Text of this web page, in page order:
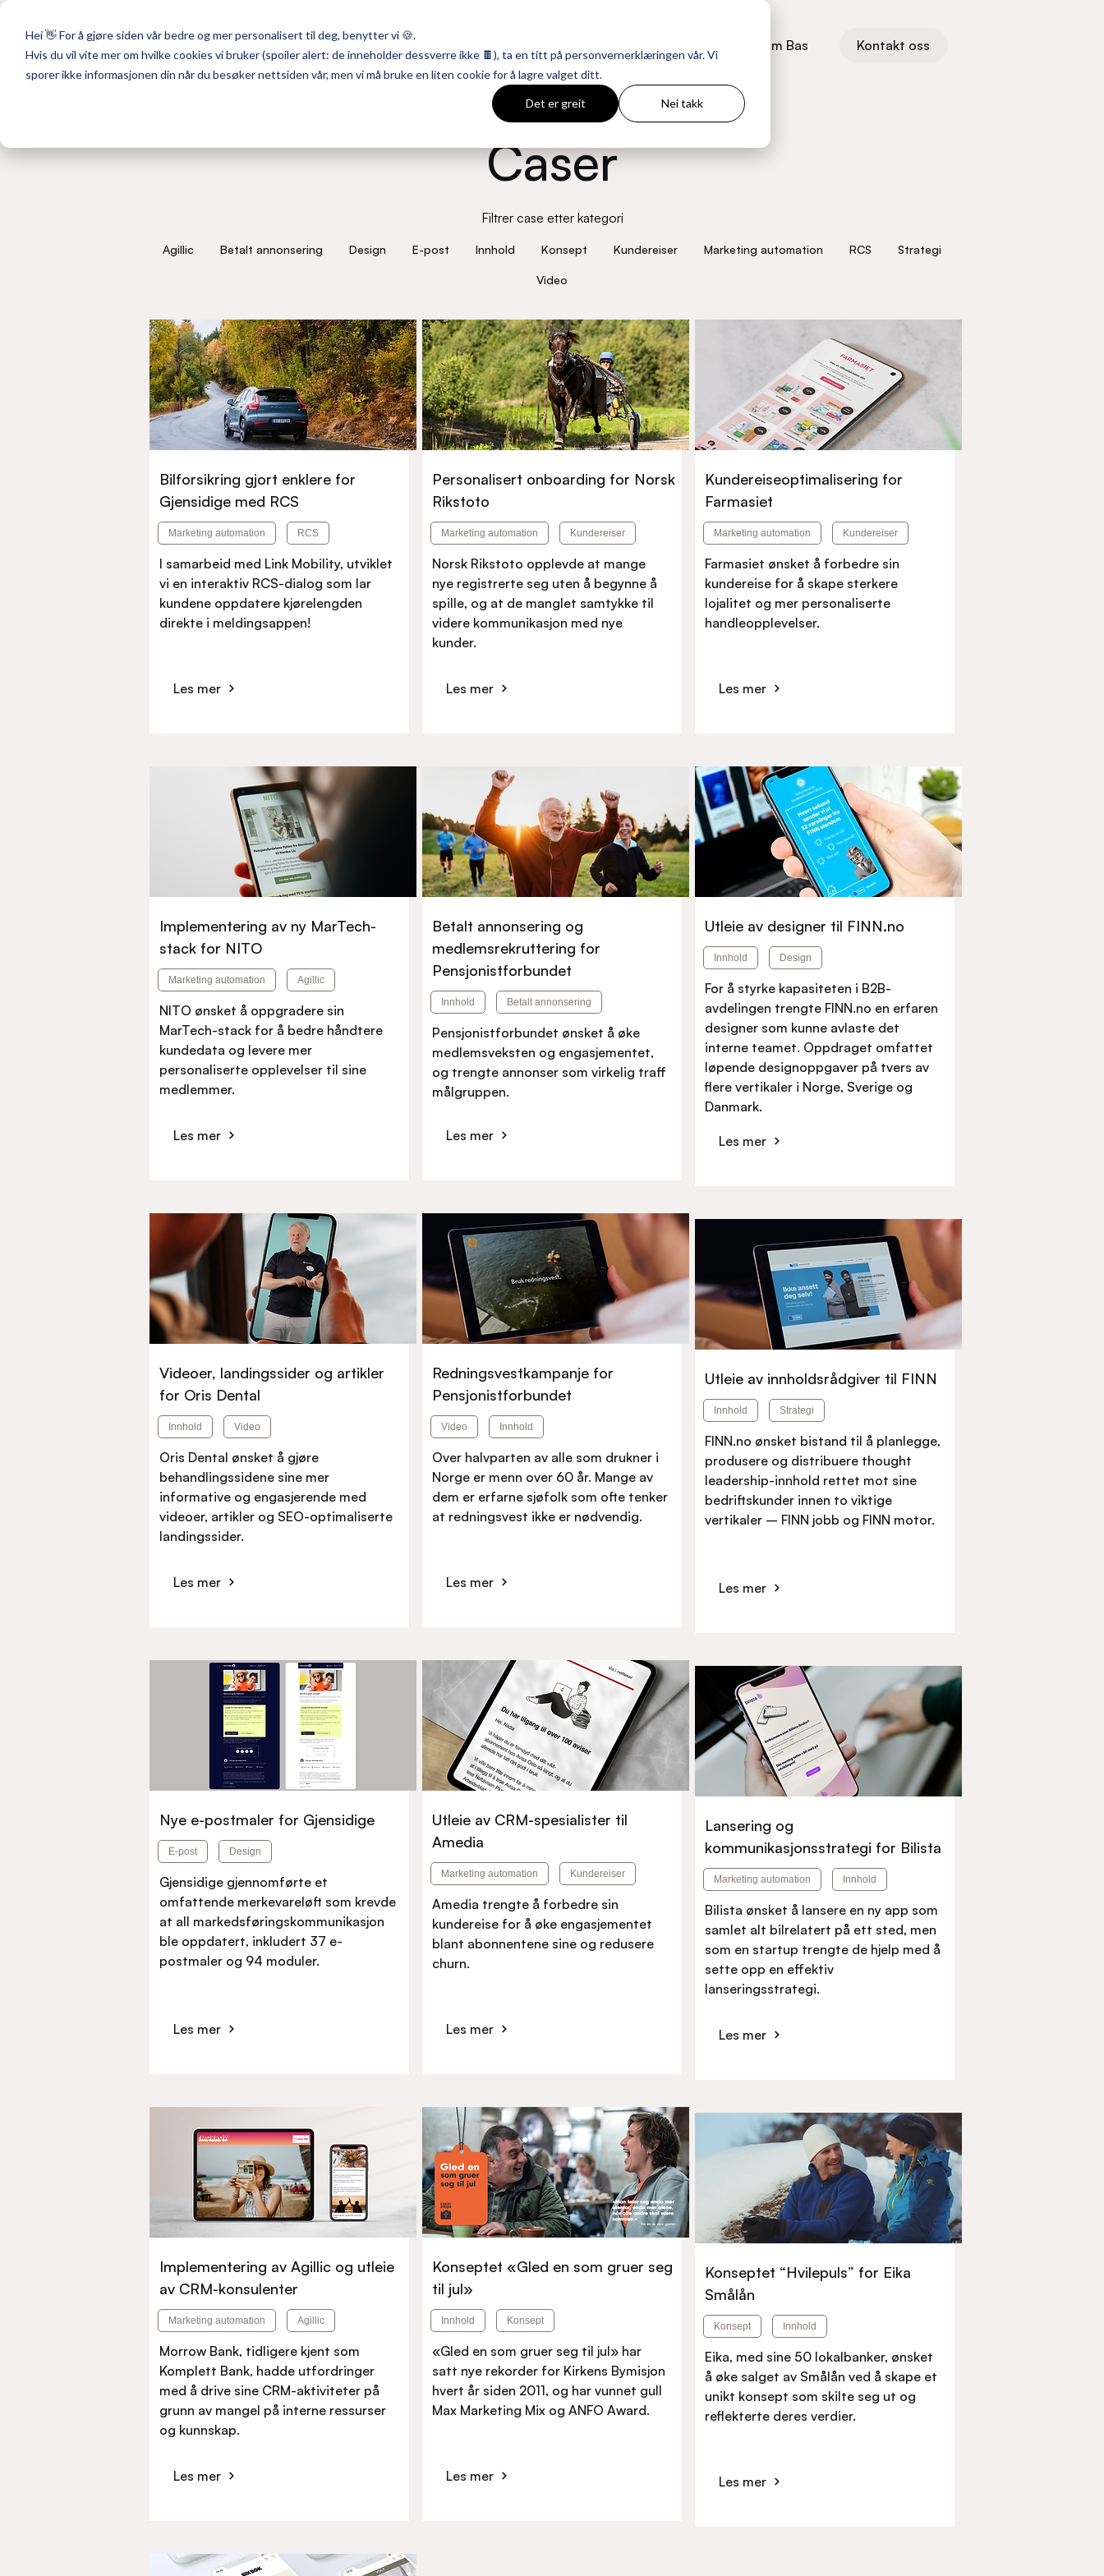
Hei 👋 For å gjøre siden vår bedre og mer personalisert til deg, benytter vi 🍪.
Hvis du vil vite mer om hvilke cookies vi bruker (spoiler alert: de inneholder dessverre ikke 🍫), ta en titt på personvernerklæringen vår. Vi
sporer ikke informasjonen din når du besøker nettsiden vår, men vi må bruke en liten cookie for å lagre valget ditt.
Det er greit Nei takk
Om Bas Kontakt oss
Caser
Filtrer case etter kategori
Agillic Betalt annonsering Design E-post Innhold Konsept Kundereiser Marketing automation RCS Strategi
Video
Bilforsikring gjort enklere for
Gjensidige med RCS
Marketing automation RCS
I samarbeid med Link Mobility, utviklet
vi en interaktiv RCS-dialog som lar
kundene oppdatere kjørelengden
direkte i meldingsappen!
Les mer
Implementering av ny MarTech-
stack for NITO
Marketing automation Agillic
NITO ønsket å oppgradere sin
MarTech-stack for å bedre håndtere
kundedata og levere mer
personaliserte opplevelser til sine
medlemmer.
Les mer
Videoer, landingssider og artikler
for Oris Dental
Innhold Video
Oris Dental ønsket å gjøre
behandlingssidene sine mer
informative og engasjerende med
videoer, artikler og SEO-optimaliserte
landingssider.
Les mer
Nye e-postmaler for Gjensidige
E-post Design
Gjensidige gjennomførte et
omfattende merkevareløft som krevde
at all markedsføringskommunikasjon
ble oppdatert, inkludert 37 e-
postmaler og 94 moduler.
Les mer
Implementering av Agillic og utleie
av CRM-konsulenter
Marketing automation Agillic
Morrow Bank, tidligere kjent som
Komplett Bank, hadde utfordringer
med å drive sine CRM-aktiviteter på
grunn av mangel på interne ressurser
og kunnskap.
Les mer
Personalisert onboarding for Norsk
Rikstoto
Marketing automation Kundereiser
Norsk Rikstoto opplevde at mange
nye registrerte seg uten å begynne å
spille, og at de manglet samtykke til
videre kommunikasjon med nye
kunder.
Les mer
Betalt annonsering og
medlemsrekruttering for
Pensjonistforbundet
Innhold Betalt annonsering
Pensjonistforbundet ønsket å øke
medlemsveksten og engasjementet,
og trengte annonser som virkelig traff
målgruppen.
Les mer
Redningsvestkampanje for
Pensjonistforbundet
Video Innhold
Over halvparten av alle som drukner i
Norge er menn over 60 år. Mange av
dem er erfarne sjøfolk som ofte tenker
at redningsvest ikke er nødvendig.
Les mer
Utleie av CRM-spesialister til
Amedia
Marketing automation Kundereiser
Amedia trengte å forbedre sin
kundereise for å øke engasjementet
blant abonnentene sine og redusere
churn.
Les mer
Konseptet «Gled en som gruer seg
til jul»
Innhold Konsept
«Gled en som gruer seg til jul» har
satt nye rekorder for Kirkens Bymisjon
hvert år siden 2011, og har vunnet gull
Max Marketing Mix og ANFO Award.
Les mer
Kundereiseoptimalisering for
Farmasiet
Marketing automation Kundereiser
Farmasiet ønsket å forbedre sin
kundereise for å skape sterkere
lojalitet og mer personaliserte
handleopplevelser.
Les mer
Utleie av designer til FINN.no
Innhold Design
For å styrke kapasiteten i B2B-
avdelingen trengte FINN.no en erfaren
designer som kunne avlaste det
interne teamet. Oppdraget omfattet
løpende designoppgaver på tvers av
flere vertikaler i Norge, Sverige og
Danmark.
Les mer
Utleie av innholdsrådgiver til FINN
Innhold Strategi
FINN.no ønsket bistand til å planlegge,
produsere og distribuere thought
leadership-innhold rettet mot sine
bedriftskunder innen to viktige
vertikaler – FINN jobb og FINN motor.
Les mer
Lansering og
kommunikasjonsstrategi for Bilista
Marketing automation Innhold
Bilista ønsket å lansere en ny app som
samlet alt bilrelatert på ett sted, men
som en startup trengte de hjelp med å
sette opp en effektiv
lanseringsstrategi.
Les mer
Konseptet “Hvilepuls” for Eika
Smålån
Konsept Innhold
Eika, med sine 50 lokalbanker, ønsket
å øke salget av Smålån ved å skape et
unikt konsept som skilte seg ut og
reflekterte deres verdier.
Les mer